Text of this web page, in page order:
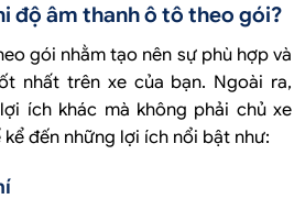
độ âm thanh ô tô theo gói?
gói nhằm tạo nên sự phù hợp và
nhất trên xe của bạn. Ngoài ra,
ích khác mà không phải chủ xe
đến những lợi ích nổi bật như: